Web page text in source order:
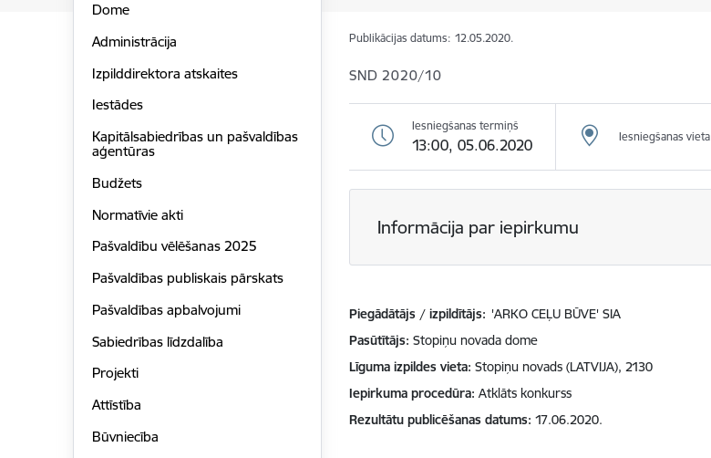
Dome
Administrācija
Izpilddirektora atskaites
Iestādes
Kapitālsabiedrības un pašvaldības
aģentūras
Budžets
Normatīvie akti
Pašvaldību vēlēšanas 2025
Pašvaldības publiskais pārskats
Pašvaldības apbalvojumi
Sabiedrības līdzdalība
Projekti
Attīstība
Būvniecība
Publikācijas datums: 12.05.2020.
SND 2020/10
Iesniegšanas termiņš
13:00, 05.06.2020 Iesniegšanas vieta
Informācija par iepirkumu
Piegādātājs / izpildītājs: 'ARKO CEĻU BŪVE' SIA
Pasūtītājs Stopiņu novada dome
Līguma izpildes vieta Stopiņu novads (LATVIJA), 2130
Iepirkuma procedūra Atklāts konkurss
Rezultātu publicēšanas datums 17.06.2020.